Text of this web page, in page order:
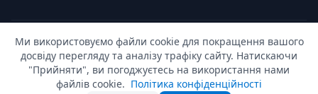
© 2026 MyDocSafe. Усі права захищено. |Карта сайту |
build dev
🇬🇧 UK🇺🇸 US 🇵🇱 PL🇺🇦 UA🇪🇸 ES🇩🇪 DE🇫🇷 FR🇳🇱 NL🇵🇹 PT🇮🇹 IT
Ми використовуємо файли cookie для покращення вашого
досвіду перегляду та аналізу трафіку сайту. Натискаючи
"Прийняти", ви погоджуєтесь на використання нами
файлів cookie. Політика конфіденційності